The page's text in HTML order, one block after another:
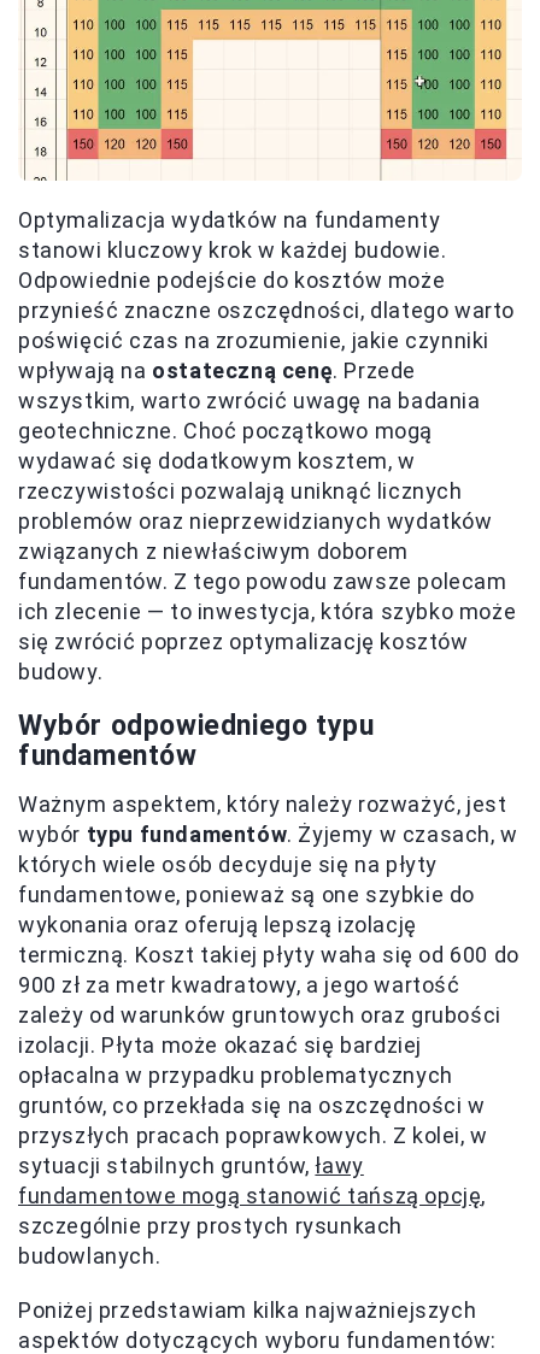
Optymalizacja wydatków na fundamenty
stanowi kluczowy krok w każdej budowie.
Odpowiednie podejście do kosztów może
przynieść znaczne oszczędności, dlatego warto
poświęcić czas na zrozumienie, jakie czynniki
wpływają na ostateczną cenę. Przede
wszystkim, warto zwrócić uwagę na badania
geotechniczne. Choć początkowo mogą
wydawać się dodatkowym kosztem, w
rzeczywistości pozwalają uniknąć licznych
problemów oraz nieprzewidzianych wydatków
związanych z niewłaściwym doborem
fundamentów. Z tego powodu zawsze polecam
ich zlecenie — to inwestycja, która szybko może
się zwrócić poprzez optymalizację kosztów
budowy.
Wybór odpowiedniego typu
fundamentów
Ważnym aspektem, który należy rozważyć, jest
wybór typu fundamentów. Żyjemy w czasach, w
których wiele osób decyduje się na płyty
fundamentowe, ponieważ są one szybkie do
wykonania oraz oferują lepszą izolację
termiczną. Koszt takiej płyty waha się od 600 do
900 zł za metr kwadratowy, a jego wartość
zależy od warunków gruntowych oraz grubości
izolacji. Płyta może okazać się bardziej
opłacalna w przypadku problematycznych
gruntów, co przekłada się na oszczędności w
przyszłych pracach poprawkowych. Z kolei, w
sytuacji stabilnych gruntów,ławy
fundamentowe mogą stanowić tańszą opcję,
szczególnie przy prostych rysunkach
budowlanych.
Poniżej przedstawiam kilka najważniejszych
aspektów dotyczących wyboru fundamentów: